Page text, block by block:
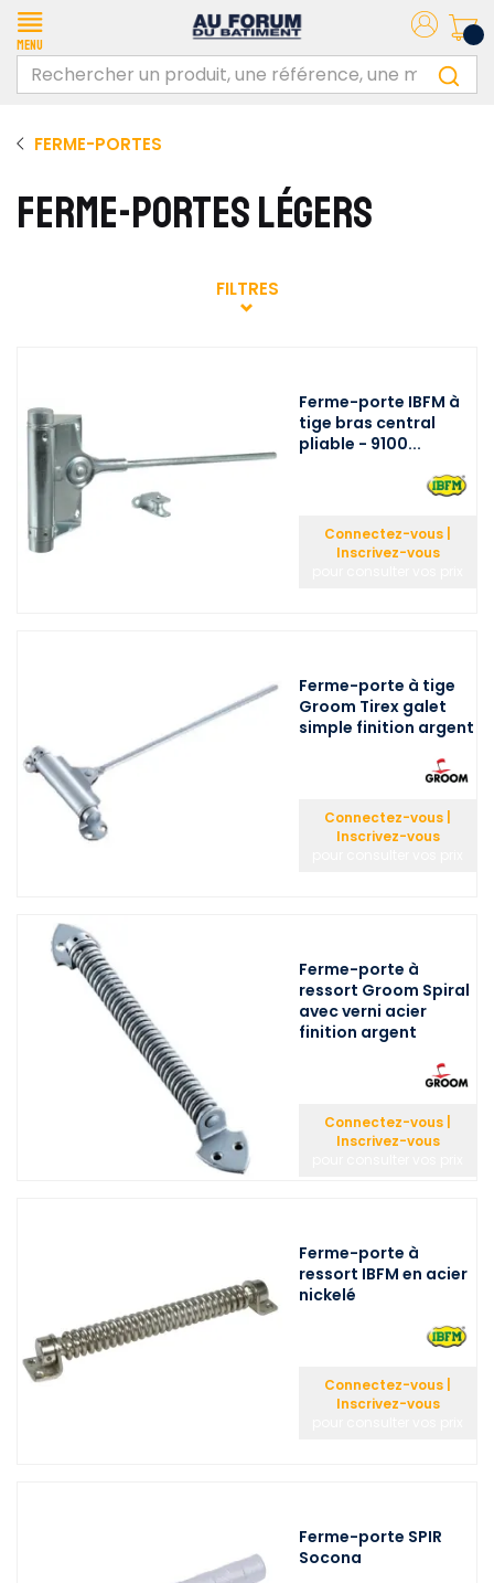
Menu
FERME-PORTES
FERME-PORTES LÉGERS
FILTRES
Ferme-porte IBFM à
tige bras central
pliable - 9100...
Connectez-vous |
Inscrivez-vous
Ferme-porte à tige
Groom Tirex galet
simple finition argent
Connectez-vous |
Inscrivez-vous
Ferme-porte à
ressort Groom Spiral
avec verni acier
finition argent
Connectez-vous |
Inscrivez-vous
Ferme-porte à
ressort IBFM en acier
nickelé
Connectez-vous |
Inscrivez-vous
Ferme-porte SPIR
Socona